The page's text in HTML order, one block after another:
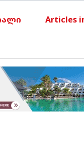
Articles